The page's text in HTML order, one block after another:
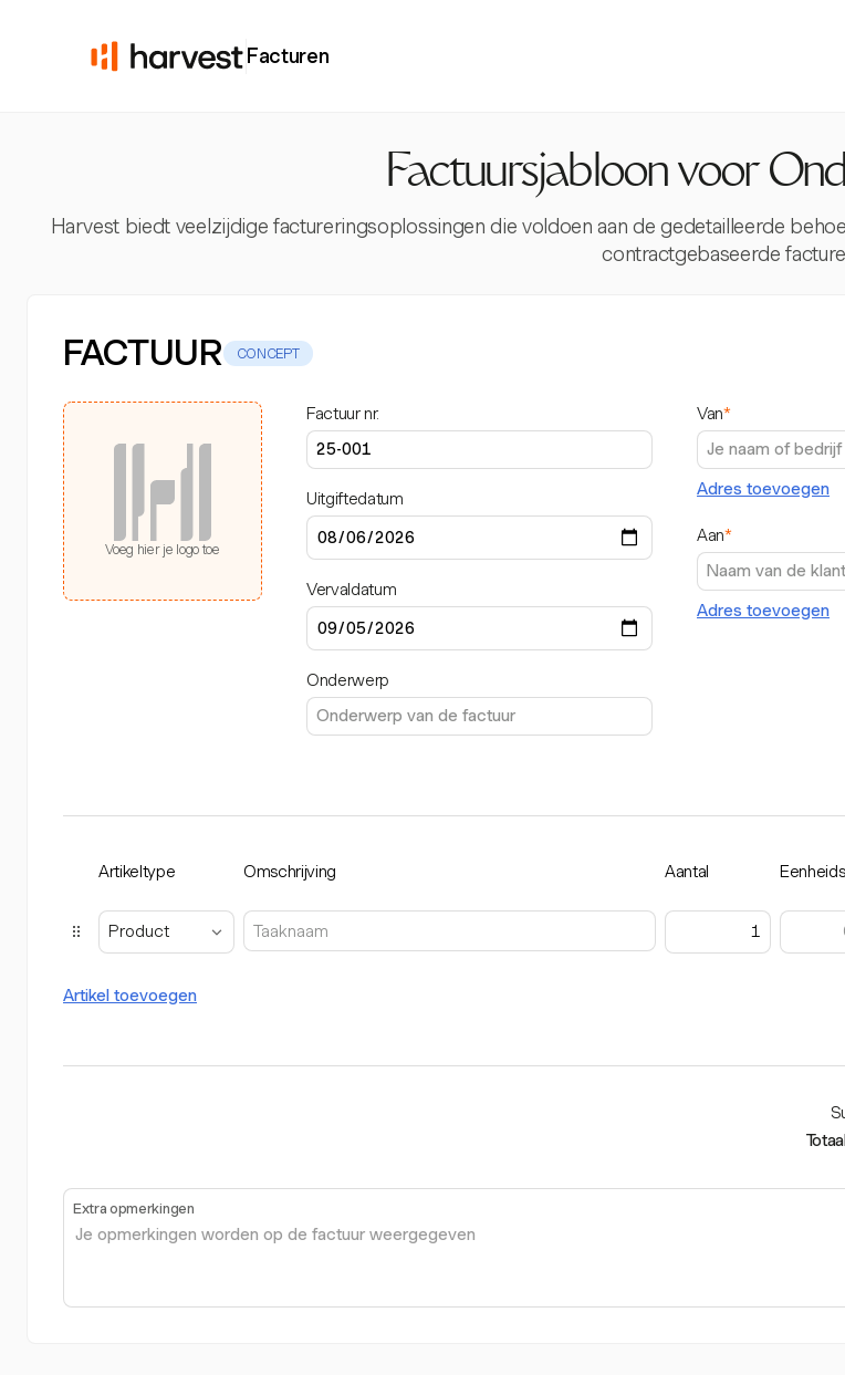
Facturen
Factuursjabloon voor
Harvest biedt veelzijdige factureringsoplossingen die voldoen aan de gedetailleerde
contractgebaseerde
FACTUUR CONCEPT
Voeg hier je logo toe
Factuur nr.
Uitgiftedatum
Vervaldatum
Onderwerp
Van*
Adres toevoegen
Aan*
Adres toevoegen
Artikeltype Omschrijving Aantal
Product
Artikel toevoegen
Extra opmerkingen